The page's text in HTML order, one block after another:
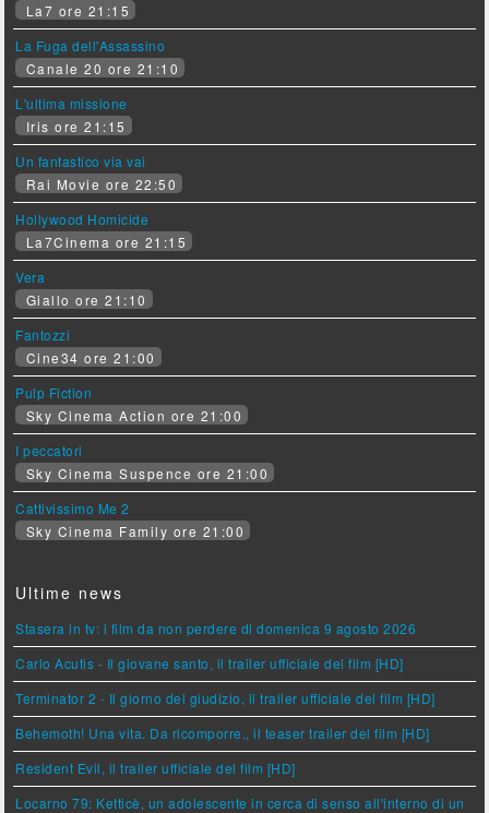
La7 ore 21:15
La Fuga dell'Assassino
Canale 20 ore 21:10
L'ultima missione
Iris ore 21:15
Un fantastico via vai
Rai Movie ore 22:50
Hollywood Homicide
La7Cinema ore 21:15
Vera
Giallo ore 21:10
Fantozzi
Cine34 ore 21:00
Pulp Fiction
Sky Cinema Action ore 21:00
I peccatori
Sky Cinema Suspence ore 21:00
Cattivissimo Me 2
Sky Cinema Family ore 21:00
Ultime news
Stasera in tv: i film da non perdere di domenica 9 agosto 2026
Carlo Acutis - Il giovane santo, il trailer ufficiale del film [HD]
Terminator 2 - Il giorno del giudizio, il trailer ufficiale del film [HD]
Behemoth! Una vita. Da ricomporre., il teaser trailer del film [HD]
Resident Evil, il trailer ufficiale del film [HD]
Locarno 79: Ketticè, un adolescente in cerca di senso all'interno di un